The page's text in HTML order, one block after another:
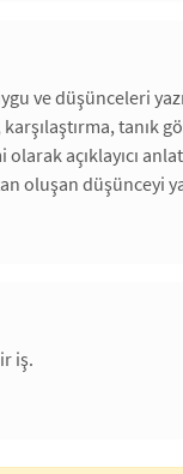
ve düşünceleri
tanık
olarak açıklayıcı
oluşan düşünceyi
iş.